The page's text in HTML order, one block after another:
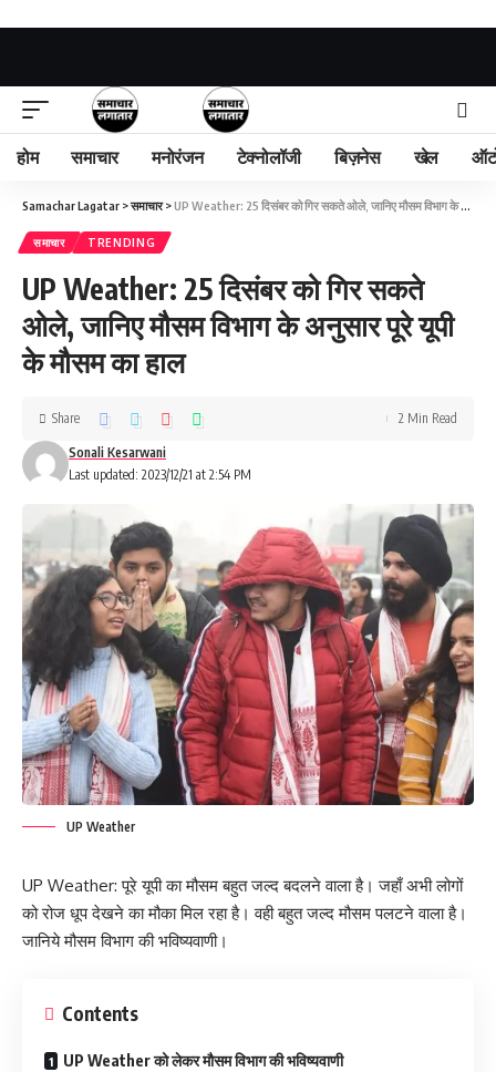
होम समाचार मनोरंजन टेक्नोलॉजी बिज़नेस खेल
Samachar Lagatar >समाचार>UP Weather: 25 दिसंबर को गिर सकते ओले, जानिए मौसम विभाग के अनुसार पूरे यूपी के मौसम का हाल
समाचार TRENDING
UP Weather: 25 दिसंबर को गिर सकते
ओले, जानिए मौसम विभाग के अनुसार पूरे यूपी
के मौसम का हाल
Last updated: 2023/12/21 at 2:54 PM
Sonali Kesarwani
Share 2 Min Read
UP Weather
UP Weather: पूरे यूपी का मौसम बहुत जल्द बदलने वाला है। जहाँ अभी लोगों
को रोज धूप देखने का मौका मिल रहा है। वही बहुत जल्द मौसम पलटने वाला है।
जानिये मौसम विभाग की भविष्यवाणी।
Contents
UP Weather को लेकर मौसम विभाग की भविष्यवाणी